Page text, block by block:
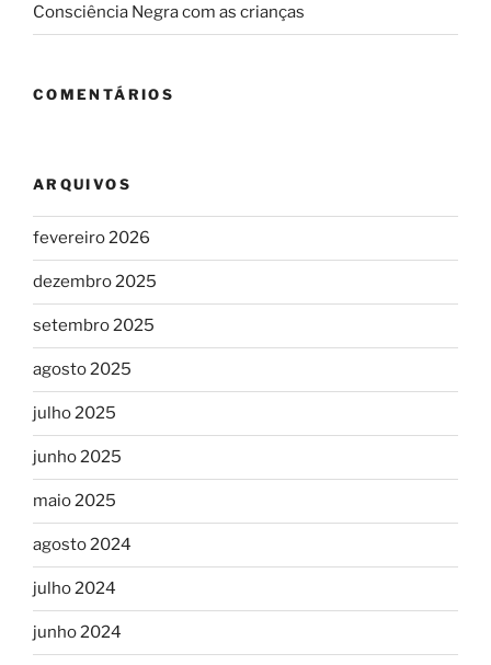
Consciência Negra com as crianças
COMENTÁRIOS
ARQUIVOS
fevereiro 2026
dezembro 2025
setembro 2025
agosto 2025
julho 2025
junho 2025
maio 2025
agosto 2024
julho 2024
junho 2024